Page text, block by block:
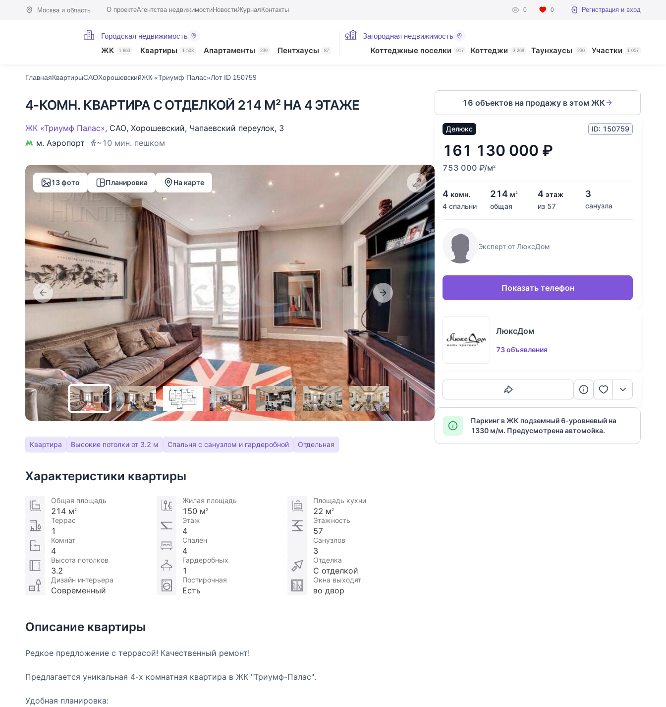
Москва и область О проектеАгентства недвижимостиНовостиЖурнал Контакты 0 0 Регистрация и вход
Городская недвижимость
ЖК 1 863 Квартиры 1 503 Апартаменты 239 Пентхаусы 87
Загородная недвижимость
Коттеджные поселки 917 Коттеджи 3 269 Таунхаусы 230 Участки 1 057
ГлавнаяКвартирыСАОХорошевскийЖК «Триумф Палас»Лот ID 150759
4-КОМН. КВАРТИРА С ОТДЕЛКОЙ 214 М² НА 4 ЭТАЖЕ
ЖК «Триумф Палас», САО, Хорошевский, Чапаевский переулок, 3
м. Аэропорт
~10 мин. пешком
13 фото Планировка На карте
Квартира Высокие потолки от 3.2 м Спальня с санузлом и гардеробной Отдельная
Характеристики квартиры
Общая площадь
214 м 2
Жилая площадь
150 м 2
Площадь кухни
22 м2
Террас
1
Этаж
4
Этажность
57
Комнат
4
Спален
4
Санузлов
3
Высота потолков
3.2
Гардеробных
1
Отделка
С отделкой
Дизайн интерьера
Современный
Постирочная
Есть
Окна выходят
во двор
Описание квартиры
Редкое предложение с террасой! Качественный ремонт!
Предлагается уникальная 4-х комнатная квартира в ЖК "Триумф-Палас".
Удобная планировка:
16 объектов на продажу в этом ЖК
Делюкс ID: 150759
161 130 000 ₽
753 000 ₽/м2
4 комн.
4 спальни
214 м2
общая
4 этаж
из 57
3
санузла
Эксперт от ЛюксДом
Показать телефон
ЛюксДом
73 объявления
Паркинг в ЖК подземный 6-уровневый на
1330 м/м. Предусмотрена автомойка.
ХарактеристикиОписаниеО домеНа карте